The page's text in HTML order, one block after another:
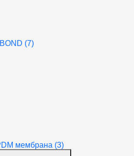
(7)
мембрана (3)